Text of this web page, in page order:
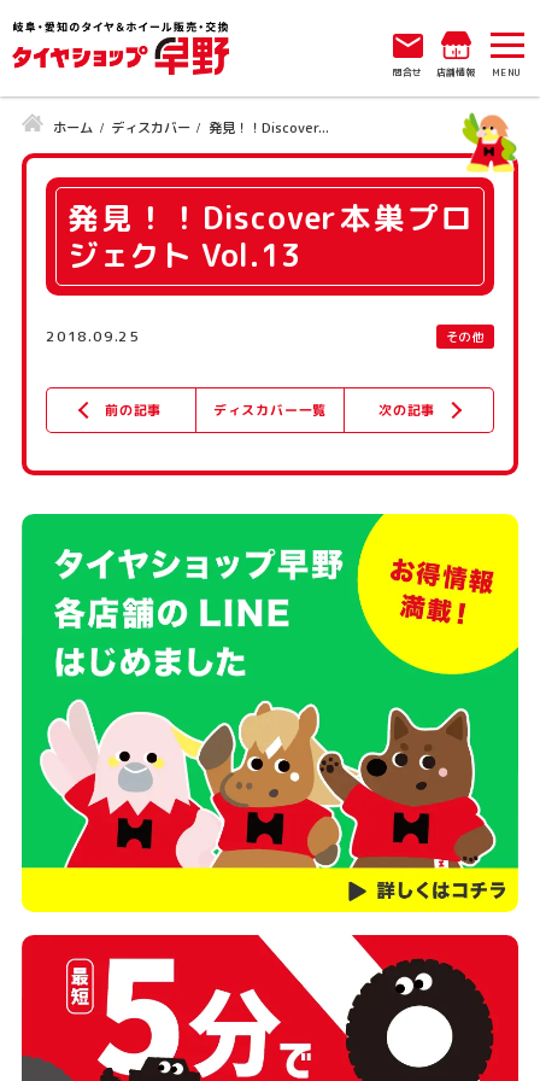
問合せ 店舗情報
ホーム ディスカバー 発見！！Discover...
発見！！Discover本巣プロ
ジェクト Vol.13
2018.09.25 その他
前の記事 次の記事
ディスカバー一覧